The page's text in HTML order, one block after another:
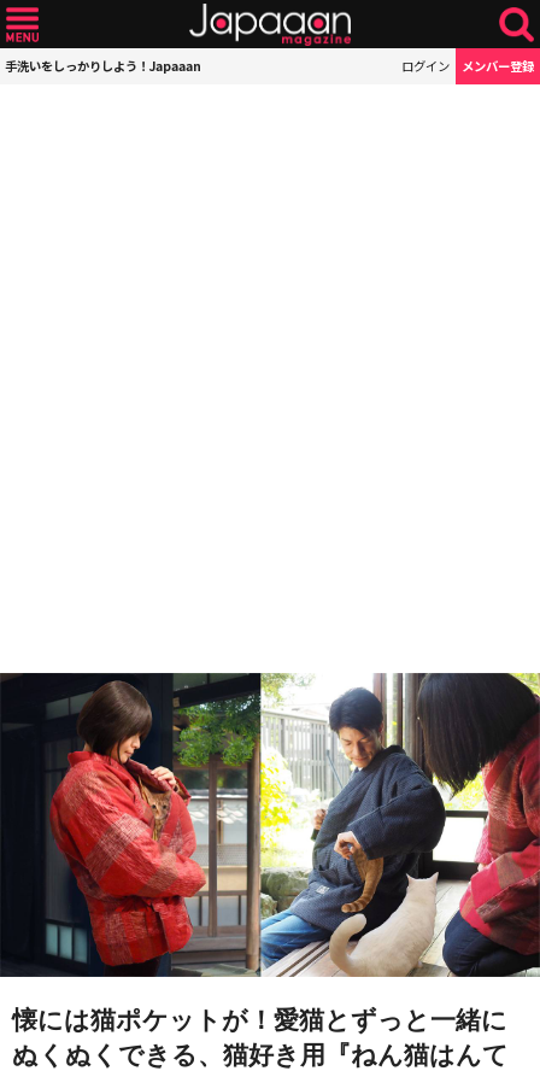
手洗いをしっかりしよう！Japaaan ログイン メンバー登録
懐には猫ポケットが！愛猫とずっと一緒に
ぬくぬくできる、猫好き用『ねん猫はんて